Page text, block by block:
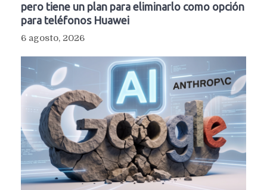
pero tiene un plan para eliminarlo como opción
para teléfonos Huawei
6 agosto, 2026